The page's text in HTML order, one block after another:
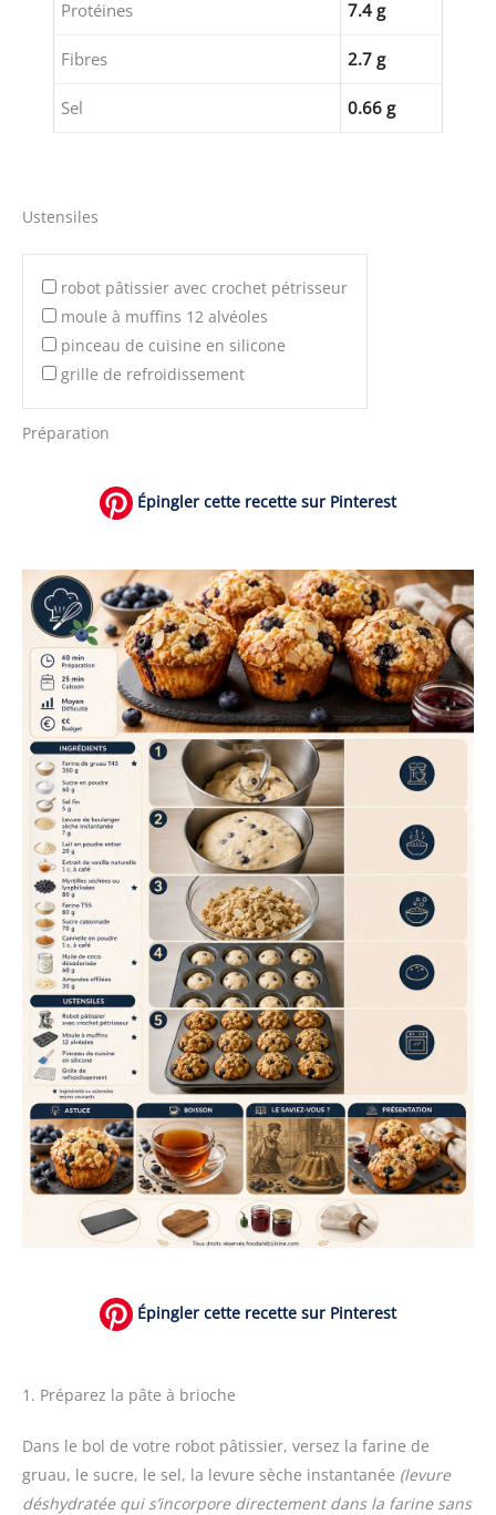
Protéines 7.4 g
Fibres 2.7 g
Sel 0.66 g
Ustensiles
robot pâtissier avec crochet pétrisseur
moule à muffins 12 alvéoles
pinceau de cuisine en silicone
grille de refroidissement
Préparation
Épingler cette recette sur Pinterest
Épingler cette recette sur Pinterest
1. Préparez la pâte à brioche
Dans le bol de votre robot pâtissier, versez la farine de
gruau, le sucre, le sel, la levure sèche instantanée (levure
déshydratée qui s’incorpore directement dans la farine sans